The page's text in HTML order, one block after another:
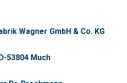
Wagner GmbH & Co. KG
53804 Much